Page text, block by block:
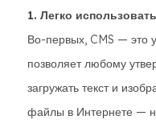
1. Легко использовать
Во-первых, CMS — это
позволяет любому
загружать текст и
файлы в Интернете —